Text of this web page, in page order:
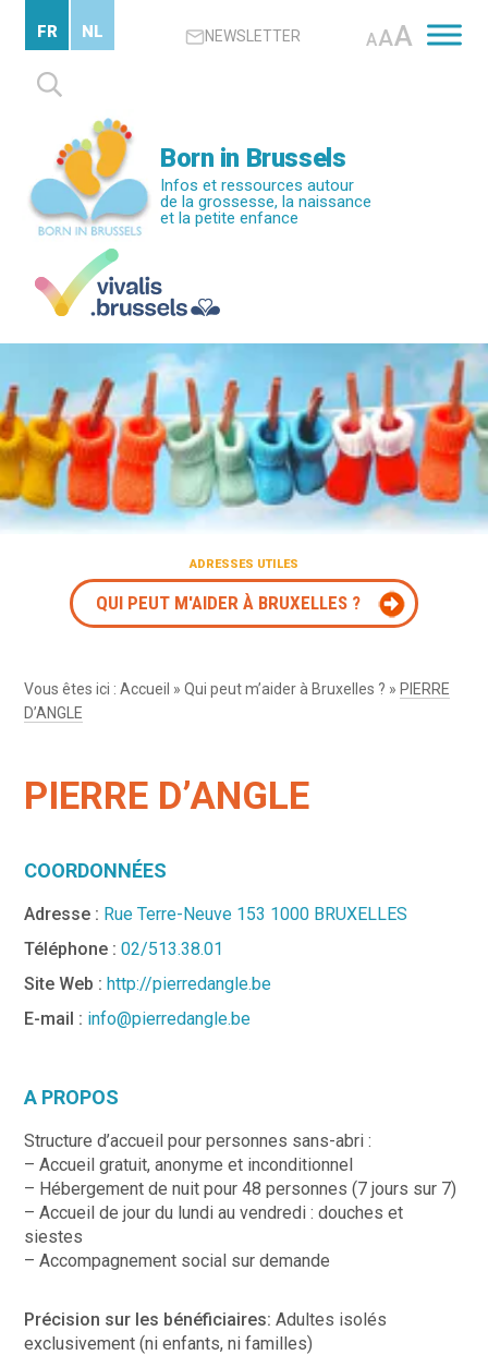
contenu
principal
NEWSLETTER AAA
Rechercher :
FR NL
Born in Brussels
Infos et ressources autour
de la grossesse, la naissance
et la petite enfance
ADRESSES UTILES
QUI PEUT M'AIDER À BRUXELLES ?
Vous êtes ici :Accueil »Qui peut m’aider à Bruxelles ? » PIERRE
D’ANGLE
PIERRE D’ANGLE
COORDONNÉES
Adresse : Rue Terre-Neuve 153 1000 BRUXELLES
Téléphone :02/513.38.01
Site Web : http://pierredangle.be
E-mail : info@pierredangle.be
A PROPOS
Structure d’accueil pour personnes sans-abri :
– Accueil gratuit, anonyme et inconditionnel
– Hébergement de nuit pour 48 personnes (7 jours sur 7)
– Accueil de jour du lundi au vendredi : douches et
siestes
– Accompagnement social sur demande
Précision sur les bénéficiaires:Adultes isolés
exclusivement (ni enfants, ni familles)